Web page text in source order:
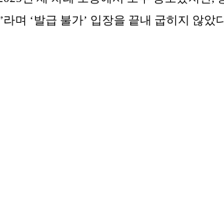
며 ‘발급 불가’ 입장을 끝내 굽히지 않았